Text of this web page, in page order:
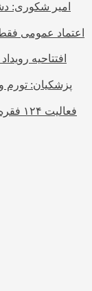
امیر شکوری:
اعتماد عمومی
افتتاحیه
پزشکیان: تورم